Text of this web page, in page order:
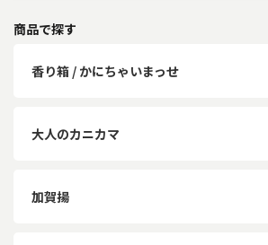
商品で探す
香り箱 / かにちゃいまっせ
大人のカニカマ
加賀揚